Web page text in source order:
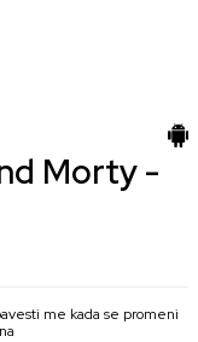
Morty -
me kada se promeni